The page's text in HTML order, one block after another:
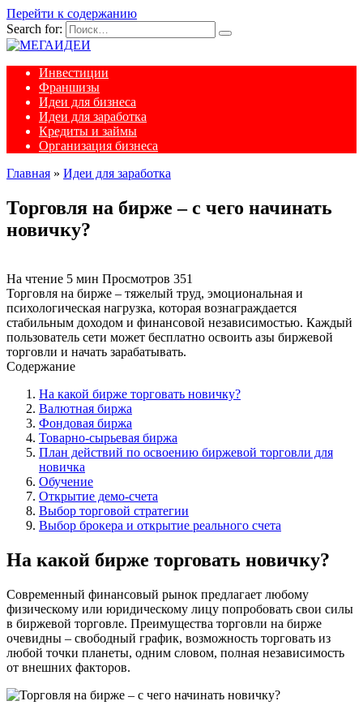
Перейти к содержанию
Search for:
Инвестиции
Франшизы
Идеи для бизнеса
Идеи для заработка
Кредиты и займы
Организация бизнеса
Главная » Идеи для заработка
Торговля на бирже – с чего начинать
новичку?
На чтение 5 мин Просмотров 351
Торговля на бирже – тяжелый труд, эмоциональная и
психологическая нагрузка, которая вознаграждается
стабильным доходом и финансовой независимостью. Каждый
пользователь сети может бесплатно освоить азы биржевой
торговли и начать зарабатывать.
Содержание
На какой бирже торговать новичку?
Валютная биржа
Фондовая биржа
Товарно-сырьевая биржа
План действий по освоению биржевой торговли для
новичка
Обучение
Открытие демо-счета
Выбор торговой стратегии
Выбор брокера и открытие реального счета
На какой бирже торговать новичку?
Современный финансовый рынок предлагает любому
физическому или юридическому лицу попробовать свои силы
в биржевой торговле. Преимущества торговли на бирже
очевидны – свободный график, возможность торговать из
любой точки планеты, одним словом, полная независимость
от внешних факторов.